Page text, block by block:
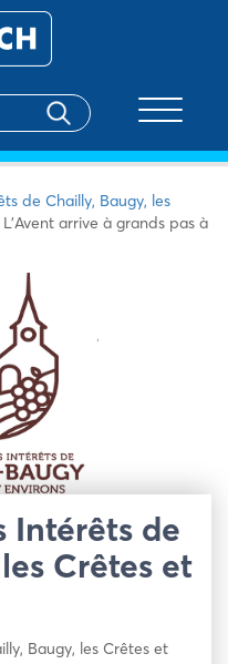
de Chailly, Baugy, les
arrive à grands pas à
Intérêts de
Crêtes et
Baugy, les Crêtes et